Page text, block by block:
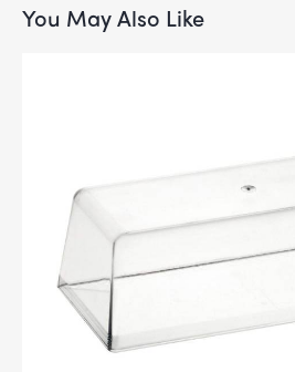
You May Also Like